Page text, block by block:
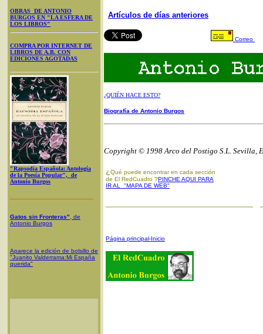
OBRAS DE ANTONIO
BURGOS EN "LA ESFERA DE
LOS LIBROS"
COMPRA POR INTERNET DE
LIBROS DE A.B. CON
EDICIONES AGOTADAS
"Rapsodia Española: Antología
de la Poesía Popular", de
Antonio Burgos
Gatos sin Fronteras" , de
Antonio Burgos
Aparece la edición de bolsillo de
"Juanito Valderrama:Mi España
querida"
Artículos de días anteriores
Correo
¿QUIÉN HACE ESTO?
Biografía de Antonio Burgos
Copyright © 1998 Arco del Postigo S.L. Sevilla,
¿ Qué puede encontrar en cada sección
de El RedCuadro ?PINCHE AQUI PARA
IR AL "MAPA DE WEB"
Página principal-Inicio